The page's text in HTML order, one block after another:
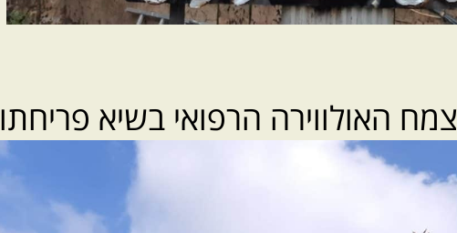
צמח האולווירה הרפואי בשיא פריחתו